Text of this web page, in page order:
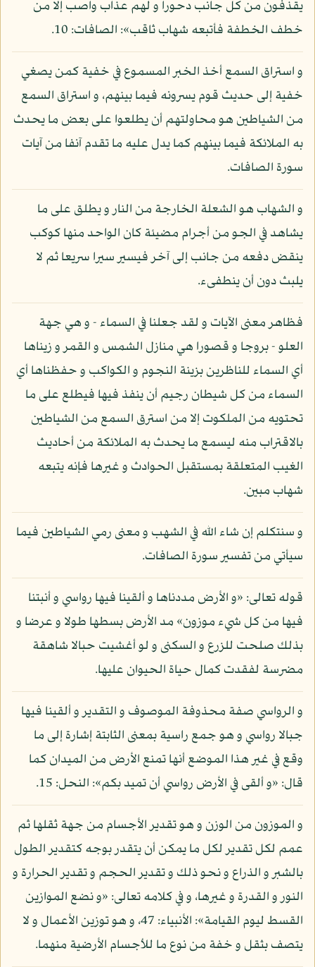
يقذفون من كل جانب دحورا و لهم عذاب واصب إلا من
خطف الخطفة فأتبعه شهاب ثاقب»: الصافات: 10.
و استراق السمع أخذ الخبر المسموع في خفية كمن يصغي
خفية إلى حديث قوم يسرونه فيما بينهم، و استراق السمع
من الشياطين هو محاولتهم أن يطلعوا على بعض ما يحدث
به الملائكة فيما بينهم كما يدل عليه ما تقدم آنفا من آيات
سورة الصافات.
و الشهاب هو الشعلة الخارجة من النار و يطلق على ما
يشاهد في الجو من أجرام مضيئة كان الواحد منها كوكب
ينقض دفعه من جانب إلى آخر فيسير سيرا سريعا ثم لا
يلبث دون أن ينطفىء.
فظاهر معنى الآيات و لقد جعلنا في السماء - و هي جهة
العلو - بروجا و قصورا هي منازل الشمس و القمر و زيناها
أي السماء للناظرين بزينة النجوم و الكواكب و حفظناها أي
السماء من كل شيطان رجيم أن ينفذ فيها فيطلع على ما
تحتويه من الملكوت إلا من استرق السمع من الشياطين
بالاقتراب منه ليسمع ما يحدث به الملائكة من أحاديث
الغيب المتعلقة بمستقبل الحوادث و غيرها فإنه يتبعه
شهاب مبين.
و سنتكلم إن شاء الله في الشهب و معنى رمي الشياطين فيما
سيأتي من تفسير سورة الصافات.
قوله تعالى: «و الأرض مددناها و ألقينا فيها رواسي و أنبتنا
فيها من كل شيء موزون» مد الأرض بسطها طولا و عرضا و
بذلك صلحت للزرع و السكنى و لو أغشيت حبالا شاهقة
مضرسة لفقدت كمال حياة الحيوان عليها.
و الرواسي صفة محذوفة الموصوف و التقدير و ألقينا فيها
جبالا رواسي و هو جمع راسية بمعنى الثابتة إشارة إلى ما
وقع في غير هذا الموضع أنها تمنع الأرض من الميدان كما
قال: «و ألقى في الأرض رواسي أن تميد بكم»: النحل: 15.
و الموزون من الوزن و هو تقدير الأجسام من جهة ثقلها ثم
عمم لكل تقدير لكل ما يمكن أن يتقدر بوجه كتقدير الطول
بالشبر و الذراع و نحو ذلك و تقدير الحجم و تقدير الحرارة و
النور و القدرة و غيرها، و في كلامه تعالى: «و نضع الموازين
القسط ليوم القيامة»: الأنبياء: 47، و هو توزين الأعمال و لا
يتصف بثقل و خفة من نوع ما للأجسام الأرضية منهما.